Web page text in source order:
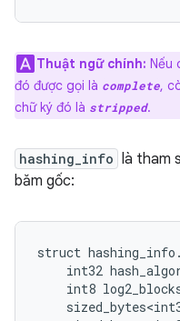
Thuật ngữ chính: Nếu
đó được gọi là complete,
chữ ký đó là stripped.
hashing_info là tham
băm gốc:
struct
int32
int8